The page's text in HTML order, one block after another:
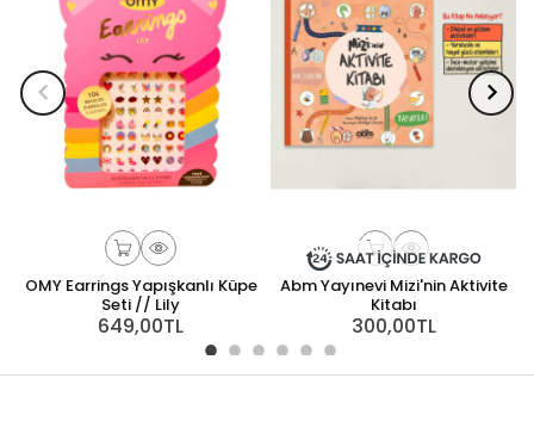
OMY Earrings Yapışkanlı Küpe
Seti // Lily
649,00TL
Abm Yayınevi Mizi'nin Aktivite
Kitabı
300,00TL